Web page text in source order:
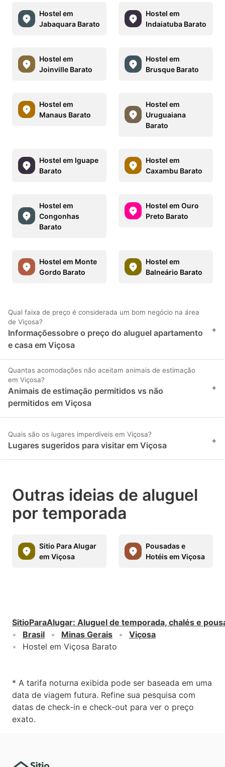
Hostel em
Jabaquara Barato
Hostel em
Indaiatuba Barato
Hostel em
Joinville Barato
Hostel em
Brusque Barato
Hostel em
Manaus Barato
Hostel em
Uruguaiana
Barato
Hostel em Iguape
Barato
Hostel em
Caxambu Barato
Hostel em
Congonhas
Barato
Hostel em Ouro
Preto Barato
Hostel em Monte
Gordo Barato
Hostel em
Balneário Barato
Qual faixa de preço é considerada um bom negócio na área
de Viçosa?
Informaçõessobre o preço do aluguel apartamento
e casa em Viçosa
+
Quantas acomodações não aceitam animais de estimação
em Viçosa?
Animais de estimação permitidos vs não
permitidos em Viçosa
+
Quais são os lugares imperdíveis em Viçosa?
Lugares sugeridos para visitar em Viçosa +
Outras ideias de aluguel
por temporada
Sitio Para Alugar
em Viçosa
Pousadas e
Hotéis em Viçosa
SitioParaAlugar: Aluguel de temporada, chalés e
Brasil
Minas Gerais
Viçosa
Hostel em Viçosa Barato
* A tarifa noturna exibida pode ser baseada em uma
data de viagem futura. Refine sua pesquisa com
datas de check-in e check-out para ver o preço
exato.